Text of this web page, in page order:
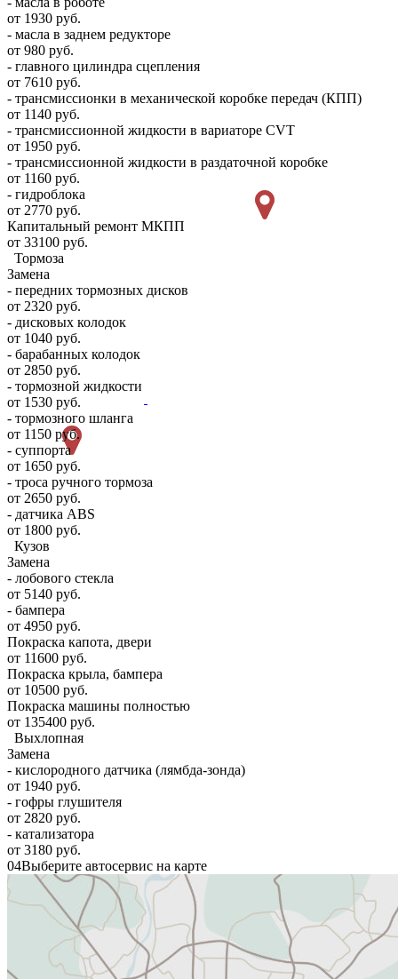
от 1930 руб.
- масла в заднем редукторе
от 980 руб.
- главного цилиндра сцепления
от 7610 руб.
- трансмиссионки в механической коробке передач (КПП)
от 1140 руб.
- трансмиссионной жидкости в вариаторе CVT
от 1950 руб.
- трансмиссионной жидкости в раздаточной коробке
от 1160 руб.
- гидроблока
от 2770 руб.
Капитальный ремонт МКПП
от 33100 руб.
Тормоза
Замена
- передних тормозных дисков
от 2320 руб.
- дисковых колодок
от 1040 руб.
- барабанных колодок
от 2850 руб.
- тормозной жидкости
от 1530 руб.
- тормозного шланга
от 1150 руб.
- суппорта
от 1650 руб.
- троса ручного тормоза
от 2650 руб.
- датчика ABS
от 1800 руб.
Кузов
Замена
- лобового стекла
от 5140 руб.
- бампера
от 4950 руб.
Покраска капота, двери
от 11600 руб.
Покраска крыла, бампера
от 10500 руб.
Покраска машины полностью
от 135400 руб.
Выхлопная
Замена
- кислородного датчика (лямбда-зонда)
от 1940 руб.
- гофры глушителя
от 2820 руб.
- катализатора
от 3180 руб.
04Выберите автосервис на карте